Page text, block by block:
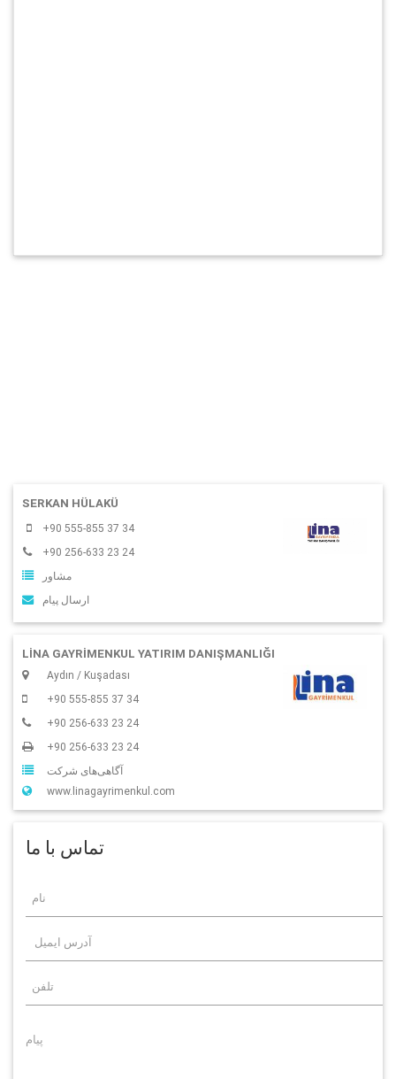
SERKAN HÜLAKÜ
+90 555-855 37 34
+90 256-633 23 24
مشاور
ارسال پیام
LİNA GAYRİMENKUL YATIRIM DANIŞMANLIĞI
Aydın / Kuşadası
+90 555-855 37 34
+90 256-633 23 24
+90 256-633 23 24
آگاهی‌‌های شرکت
www.linagayrimenkul.com
تماس با ما